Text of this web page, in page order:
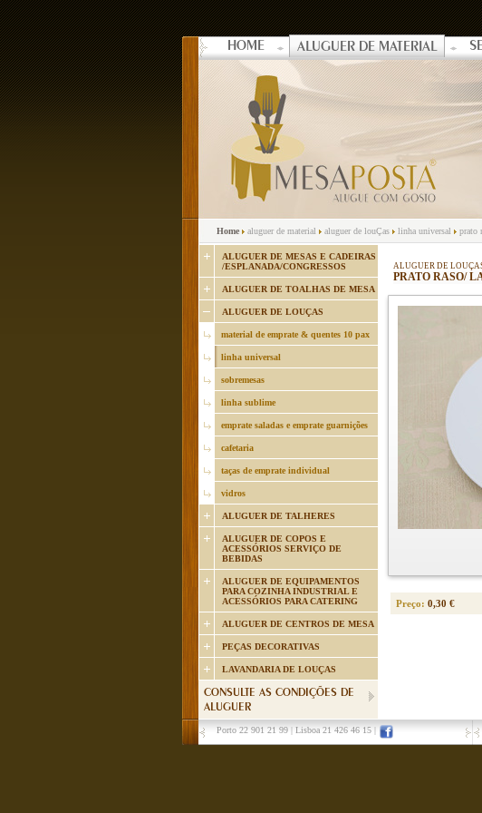
HOME ALUGUER DE MATERIAL
Home aluguer de material aluguer de louÇas linha universal prato
ALUGUER DE MESAS E CADEIRAS
/ESPLANADA/CONGRESSOS
ALUGUER DE TOALHAS DE MESA
ALUGUER DE LOUÇAS
material de emprate & quentes 10 pax
linha universal
sobremesas
linha sublime
emprate saladas e emprate guarnições
cafetaria
taças de emprate individual
vidros
ALUGUER DE TALHERES
ALUGUER DE COPOS E
ACESSÓRIOS SERVIÇO DE
BEBIDAS
ALUGUER DE EQUIPAMENTOS
PARA COZINHA INDUSTRIAL E
ACESSÓRIOS PARA CATERING
ALUGUER DE CENTROS DE MESA
PEÇAS DECORATIVAS
LAVANDARIA DE LOUÇAS
CONSULTE AS CONDIÇÕES DE
ALUGUER
ALUGUER DE
PRATO RASO/
Preço: 0,30 €
Porto 22 901 21 99 Lisboa 21 426 46 15